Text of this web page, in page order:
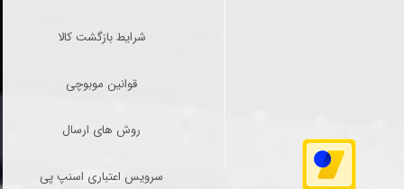
شرایط بازگشت کالا
قوانین موبوچی
روش های ارسال
سرویس اعتباری اسنپ پی